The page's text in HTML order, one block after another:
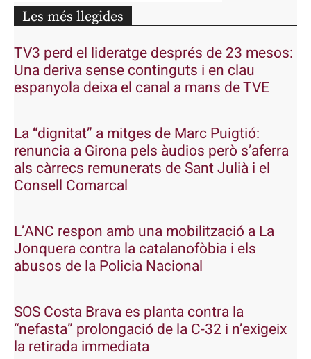
Les més llegides
TV3 perd el lideratge després de 23 mesos:
Una deriva sense continguts i en clau
espanyola deixa el canal a mans de TVE
La “dignitat” a mitges de Marc Puigtió:
renuncia a Girona pels àudios però s’aferra
als càrrecs remunerats de Sant Julià i el
Consell Comarcal
L’ANC respon amb una mobilització a La
Jonquera contra la catalanofòbia i els
abusos de la Policia Nacional
SOS Costa Brava es planta contra la
“nefasta” prolongació de la C-32 i n’exigeix
la retirada immediata